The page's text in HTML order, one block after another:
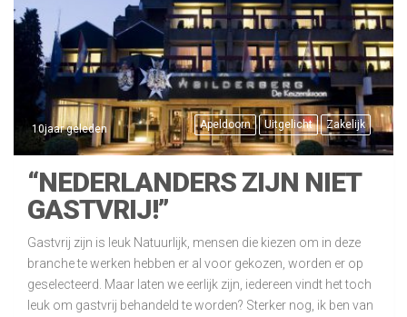
Apeldoorn Uitgelicht Zakelijk
10jaar geleden
“NEDERLANDERS ZIJN NIET
GASTVRIJ!”
Gastvrij zijn is leuk Natuurlijk, mensen die kiezen om in deze
branche te werken hebben er al voor gekozen, worden er op
geselecteerd. Maar laten we eerlijk zijn, iedereen vindt het toch
leuk om gastvrij behandeld te worden? Sterker nog, ik ben van